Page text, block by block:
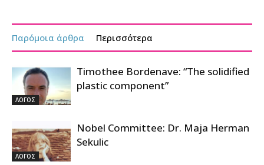
Παρόμοια άρθρα Περισσότερα
ΛΟΓΟΣ
Timothee Bordenave: “The solidified
plastic component”
ΛΟΓΟΣ
Nobel Committee: Dr. Maja Herman
Sekulic